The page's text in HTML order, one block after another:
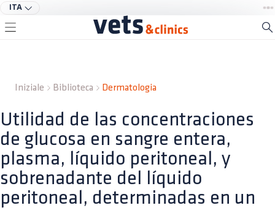
ITA
Iniziale Biblioteca Dermatologia
Utilidad de las concentraciones
de glucosa en sangre entera,
plasma, líquido peritoneal, y
sobrenadante del líquido
peritoneal, determinadas en un